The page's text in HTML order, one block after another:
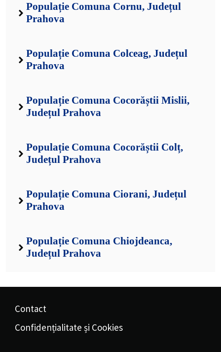
Populație Comuna Cornu, Județul
Prahova
Populație Comuna Colceag, Județul
Prahova
Populație Comuna Cocorăștii Mislii,
Județul Prahova
Populație Comuna Cocorăștii Colț,
Județul Prahova
Populație Comuna Ciorani, Județul
Prahova
Populație Comuna Chiojdeanca,
Județul Prahova
Contact
Confidențialitate și Cookies